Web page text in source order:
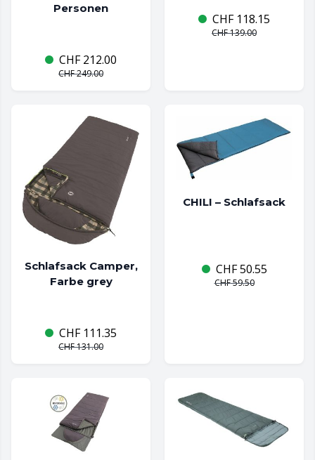
Personen
CHF212.00
CHF249.00
CHF118.15
CHF139.00
Schlafsack Camper,
Farbe grey
CHF111.35
CHF131.00
CHILI – Schlafsack
CHF50.55
CHF59.50